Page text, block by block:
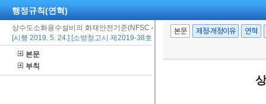
행정규칙(연혁)
상수도소화용수설비의 화재안전기준(NFSC 401)
[시행 2019. 5. 24.] [소방청고시 제2019-38호, 2019. 5. 24., 일부개정]
본문
부칙
본문 제정·개정이유 연혁